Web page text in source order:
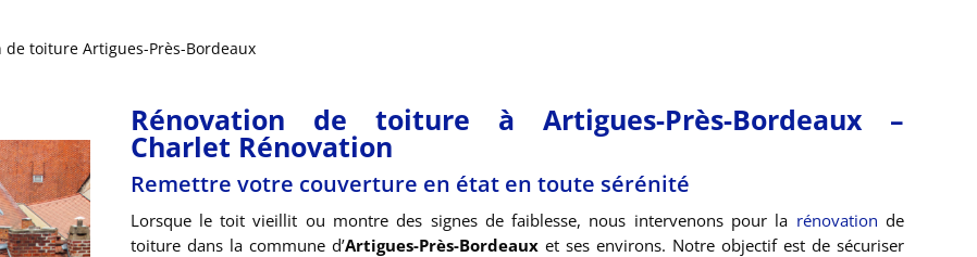
de toiture Artigues-Près-Bordeaux
Rénovation de toiture à Artigues-Près-Bordeaux –
Charlet Rénovation
Remettre votre couverture en état en toute sérénité
Lorsque le toit vieillit ou montre des signes de faiblesse, nous intervenons pour la rénovation de
toiture dans la commune d’Artigues-Près-Bordeauxet ses environs. Notre objectif est de sécuriser